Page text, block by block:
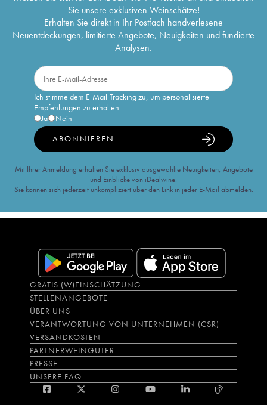
Sie unsere exklusiven Weinschätze!
Erhalten Sie direkt in Ihr Postfach handverlesene
Neuentdeckungen, limitierte Angebote, Neuigkeiten und fundierte
Analysen.
Ich stimme dem E-Mail-Tracking zu, um personalisierte
Empfehlungen zu erhalten
Ja
Nein
ABONNIEREN
Mit Ihrer Anmeldung erhalten Sie exklusiv ausgewählte Neuigkeiten, Angebote
und Einblicke von iDealwine.
Sie können sich jederzeit unkompliziert über den Link in jeder E-Mail abmelden.
GRATIS (W)EINSCHÄTZUNG
STELLENANGEBOTE
ÜBER UNS
VERANTWORTUNG VON UNTERNEHMEN (CSR)
VERSANDKOSTEN
PARTNERWEINGÜTER
PRESSE
UNSERE FAQ